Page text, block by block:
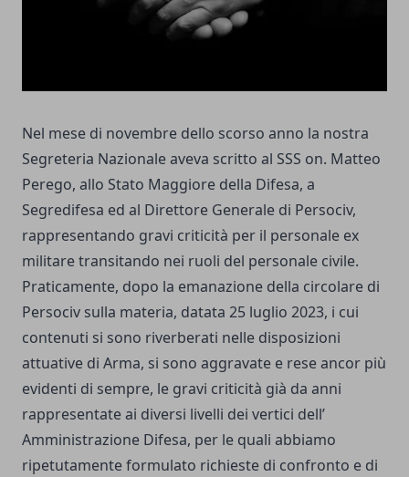
Nel mese di novembre dello scorso anno la nostra
Segreteria Nazionale aveva scritto al SSS on. Matteo
Perego, allo Stato Maggiore della Difesa, a
Segredifesa ed al Direttore Generale di Persociv,
rappresentando gravi criticità per il personale ex
militare transitando nei ruoli del personale civile.
Praticamente, dopo la emanazione della circolare di
Persociv sulla materia, datata 25 luglio 2023, i cui
contenuti si sono riverberati nelle disposizioni
attuative di Arma, si sono aggravate e rese ancor più
evidenti di sempre, le gravi criticità già da anni
rappresentate ai diversi livelli dei vertici dell’
Amministrazione Difesa, per le quali abbiamo
ripetutamente formulato richieste di confronto e di